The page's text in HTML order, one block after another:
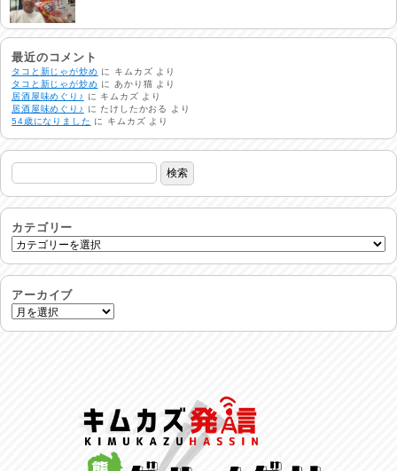
非常時には…
2026/08/01
生活支援情報
2026/07/31
24時間体制
2026/07/30
命を守る行動を…
土用丑の日♪
2026/07/28
反省会♪
2026/07/27
リスナーの集い！
2026/07/25
最近のコメント
タコと新じゃが炒め に キムカズ より
タコと新じゃが炒め にあかり猫 より
居酒屋味めぐり♪
に キムカズ より
居酒屋味めぐり♪
にたけしたかおる
より
54歳になりました に キムカズ より
カテゴリー
アーカイブ